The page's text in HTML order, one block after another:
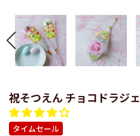
祝そつえん チョコドラジェ
タイムセール